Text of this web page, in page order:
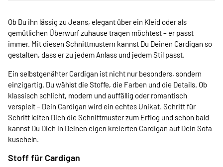
Ob Du ihn lässig zu Jeans, elegant über ein Kleid oder als
gemütlichen Überwurf zuhause tragen möchtest – er passt
immer. Mit diesen Schnittmustern kannst Du Deinen Cardigan so
gestalten, dass er zu jedem Anlass und jedem Stil passt.
Ein selbstgenähter Cardigan ist nicht nur besonders, sondern
einzigartig. Du wählst die Stoffe, die Farben und die Details. Ob
klassisch schlicht, modern und auffällig oder romantisch
verspielt – Dein Cardigan wird ein echtes Unikat. Schritt für
Schritt leiten Dich die Schnittmuster zum Erflog und schon bald
kannst Du Dich in Deinen eigen kreierten Cardigan auf Dein Sofa
kuscheln.
Stoff für Cardigan